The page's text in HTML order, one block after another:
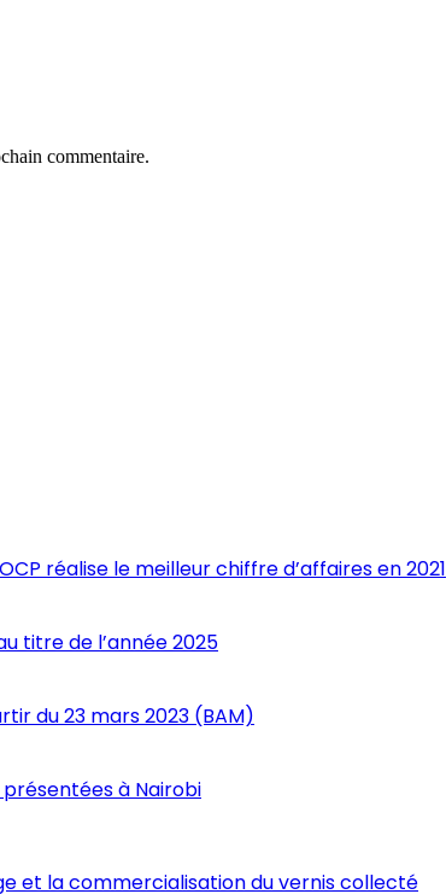
commentaire.
réalise le meilleur chiffre d’affaires en 2021
titre de l’année 2025
du 23 mars 2023 (BAM)
à Nairobi
et la commercialisation du vernis collecté